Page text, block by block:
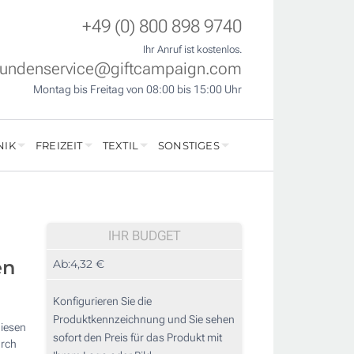
+49 (0) 800 898 9740
Ihr Anruf ist kostenlos.
Montag bis Freitag von 08:00 bis 15:00 Uhr
FREIZEIT TEXTIL SONSTIGES
IHR BUDGET
Ab:4,32 €
Konfigurieren Sie die
Produktkennzeichnung und Sie sehen
sofort den Preis für das Produkt mit